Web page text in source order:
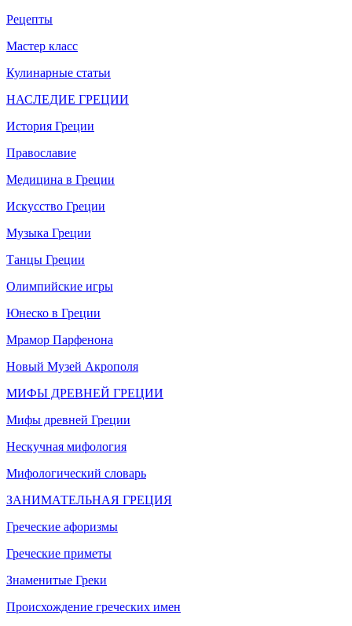
Рецепты
Мастер класс
Кулинарные статьи
НАСЛЕДИЕ ГРЕЦИИ
История Греции
Православие
Медицина в Греции
Искусство Греции
Музыка Греции
Танцы Греции
Олимпийские игры
Юнеско в Греции
Мрамор Парфенона
Новый Музей Акрополя
МИФЫ ДРЕВНЕЙ ГРЕЦИИ
Мифы древней Греции
Нескучная мифология
Мифологический словарь
ЗАНИМАТЕЛЬНАЯ ГРЕЦИЯ
Греческие афоризмы
Греческие приметы
Знаменитые Греки
Происхождение греческих имен